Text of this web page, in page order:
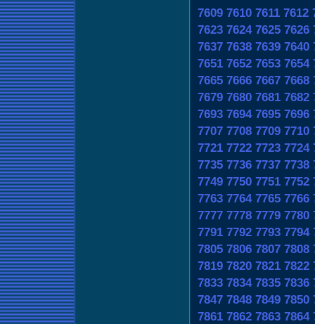
7609 7610 7611 7612
7623 7624 7625 7626
7637 7638 7639 7640
7651 7652 7653 7654
7665 7666 7667 7668
7679 7680 7681 7682
7693 7694 7695 7696
7707 7708 7709 7710
7721 7722 7723 7724
7735 7736 7737 7738
7749 7750 7751 7752
7763 7764 7765 7766
7777 7778 7779 7780
7791 7792 7793 7794
7805 7806 7807 7808
7819 7820 7821 7822
7833 7834 7835 7836
7847 7848 7849 7850
7861 7862 7863 7864